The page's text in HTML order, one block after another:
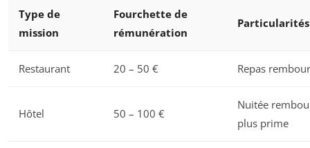
Type de
mission
Fourchette de
rémunération
Particularités
Restaurant 20 – 50 € Repas
Hôtel 50 – 100 €
Nuitée
plus prime